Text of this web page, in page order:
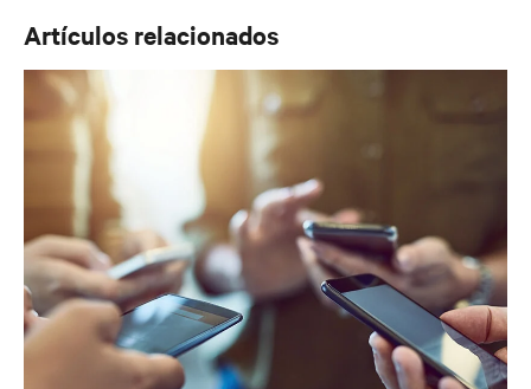
para EMEA.
Artículos relacionados